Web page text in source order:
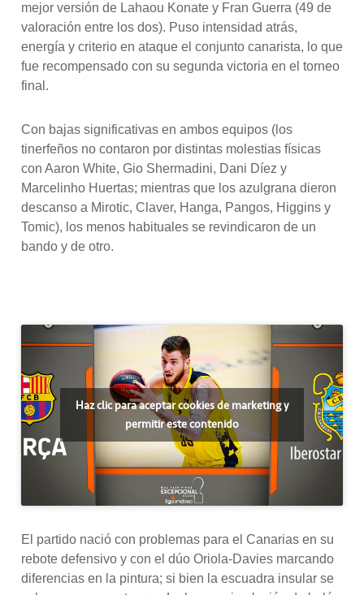
mejor versión de Lahaou Konate y Fran Guerra (49 de
valoración entre los dos). Puso intensidad atrás,
energía y criterio en ataque el conjunto canarista, lo que
fue recompensado con su segunda victoria en el torneo
final.
Con bajas significativas en ambos equipos (los
tinerfeños no contaron por distintas molestias físicas
con Aaron White, Gio Shermadini, Dani Díez y
Marcelinho Huertas; mientras que los azulgrana dieron
descanso a Mirotic, Claver, Hanga, Pangos, Higgins y
Tomic), los menos habituales se revindicaron de un
bando y de otro.
Haz clic para aceptar cookies de marketing y
permitir este contenido
El partido nació con problemas para el Canarias en su
rebote defensivo y con el dúo Oriola-Davies marcando
diferencias en la pintura; si bien la escuadra insular se